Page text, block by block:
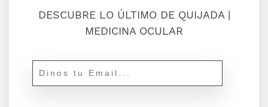
DESCUBRE LO ÚLTIMO DE QUIJADA |
MEDICINA OCULAR